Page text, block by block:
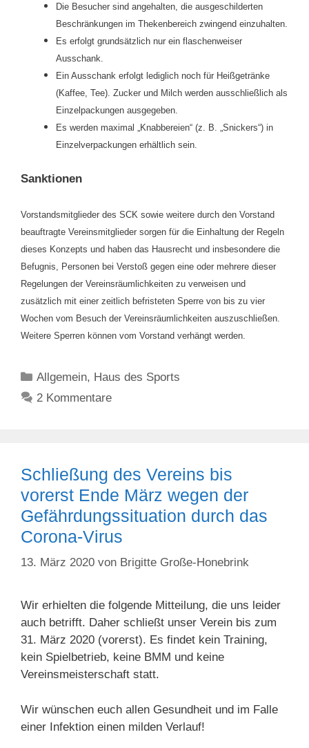
Die Besucher sind angehalten, die ausgeschilderten
Beschränkungen im Thekenbereich zwingend einzuhalten.
Es erfolgt grundsätzlich nur ein flaschenweiser
Ausschank.
Ein Ausschank erfolgt lediglich noch für Heißgetränke
(Kaffee, Tee). Zucker und Milch werden ausschließlich als
Einzelpackungen ausgegeben.
Es werden maximal „Knabbereien“ (z. B. „Snickers“) in
Einzel­verpackungen erhältlich sein.
Sanktionen
Vorstandsmitglieder des SCK sowie weitere durch den Vorstand
beauftragte Vereinsmitglieder sorgen für die Einhaltung der Regeln
dieses Konzepts und haben das Hausrecht und insbesondere die
Befugnis, Personen bei Verstoß gegen eine oder mehrere dieser
Regelungen der Vereinsräumlichkeiten zu verweisen und
zusätzlich mit einer zeitlich befristeten Sperre von bis zu vier
Wochen vom Besuch der Vereinsräumlichkeiten auszuschließen.
Weitere Sperren können vom Vorstand verhängt werden.
Kategorien
Allgemein, Haus des Sports
2 Kommentare
Schließung des Vereins bis
vorerst Ende März wegen der
Gefährdungssituation durch das
Corona-Virus
13. März 2020 von Brigitte Große-Honebrink
Wir erhielten die folgende Mitteilung, die uns leider
auch betrifft. Daher schließt unser Verein bis zum
31. März 2020 (vorerst). Es findet kein Training,
kein Spielbetrieb, keine BMM und keine
Vereinsmeisterschaft statt.
Wir wünschen euch allen Gesundheit und im Falle
einer Infektion einen milden Verlauf!